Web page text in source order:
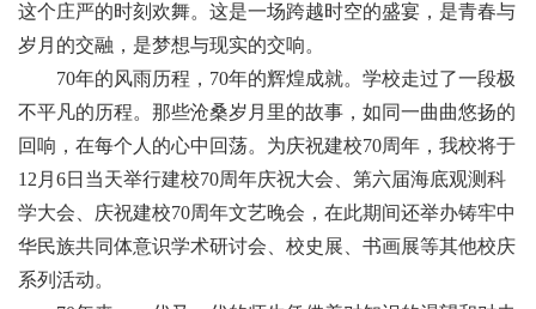
这个庄严的时刻欢舞。这是一场跨越时空的盛宴，是青春与
岁月的交融，是梦想与现实的交响。
70年的风雨历程，70年的辉煌成就。学校走过了一段极
不平凡的历程。那些沧桑岁月里的故事，如同一曲曲悠扬的
回响，在每个人的心中回荡。为庆祝建校70周年，我校将于
12月6日当天举行建校70周年庆祝大会、第六届海底观测科
学大会、庆祝建校70周年文艺晚会，在此期间还举办铸牢中
华民族共同体意识学术研讨会、校史展、书画展等其他校庆
系列活动。